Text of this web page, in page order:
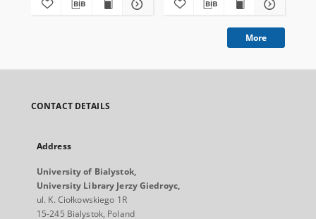
More
CONTACT DETAILS
Address
University of Bialystok,
University Library Jerzy Giedroyc,
ul. K. Ciołkowskiego 1R
15-245 Bialystok, Poland